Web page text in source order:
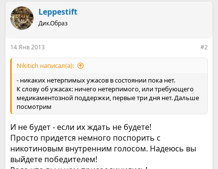
к
ц
и
Leppestift
Дик.Образ
14 Янв 2013 #2
Nikitich написал(а):
- никаких нетерпимых ужасов в состоянии пока нет.
К слову об ужасах: ничего нетерпимого, или требующего
медикаментозной поддержки, первые три дня нет. Дальше
посмотрим
И не будет - если их ждать не будете!
Просто придется немного поспорить с
никотиновым внутренним голосом. Надеюсь вы
выйдете победителем!